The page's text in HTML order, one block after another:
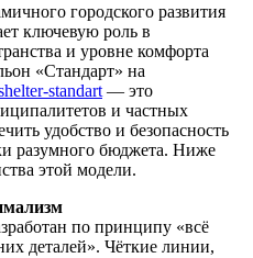
городского развития
ключевую роль в
и уровне комфорта
«Стандарт» на
standart — это
и частных
удобство и безопасность
разумного бюджета. Ниже
этой модели.
по принципу «всё
деталей». Чёткие линии,